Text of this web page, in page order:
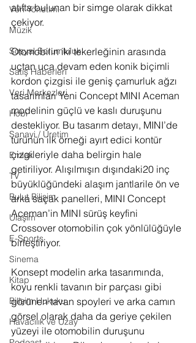
Veri Yönetimi
Müzik
Sosyal Sorumluluk
Satış Haberleri
Veri Merkezleri
Hobi
Sanayi / Üretim
Emlak
TV
Bulut Bilişim
Ulaşım
E-Sports
Sinema
Kitap
Bilişim Hukuku
Havacılık ve Uzay
atıfta bulunan bir simge olarak dikkat
çekiyor.
Otomobilin iki tekerleğinin arasında
uçtan uca devam eden konik biçimli
kordon çizgisi ile geniş çamurluk ağzı
tasarımları Yeni Concept MINI Aceman
modelinin güçlü ve kaslı duruşunu
destekliyor. Bu tasarım detayı, MINI’de
türünün ilk örneği ayırt edici kontür
çizgileriyle daha belirgin hale
getiriliyor. Alışılmışın dışındaki20 inç
büyüklüğündeki alaşım jantlarile ön ve
arka saçak panelleri, MINI Concept
Aceman’in MINI sürüş keyfini
Crossover otomobilin çok yönlülüğüyle
birleştiriyor.
Konsept modelin arka tasarımında,
koyu renkli tavanın bir parçası gibi
görünen tavan spoyleri ve arka camın
görsel olarak daha da geriye çekilen
yüzeyi ile otomobilin duruşunu